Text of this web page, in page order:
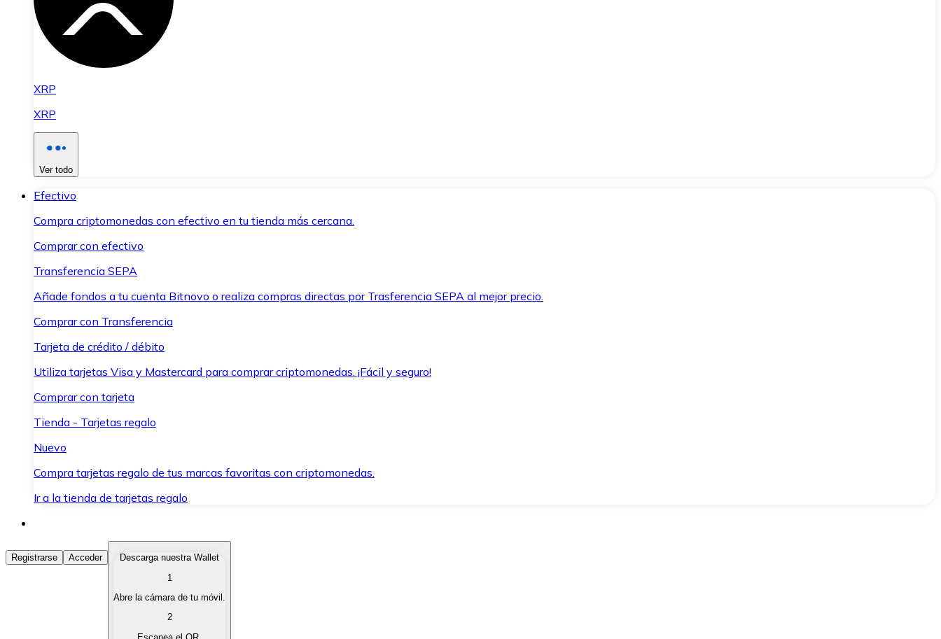
XRP
XRP
Ver todo
Efectivo
Compra criptomonedas con efectivo en tu tienda más cercana.
Comprar con efectivo
Transferencia SEPA
Añade fondos a tu cuenta Bitnovo o realiza compras directas por Trasferencia SEPA al mejor precio.
Comprar con Transferencia
Tarjeta de crédito / débito
Utiliza tarjetas Visa y Mastercard para comprar criptomonedas. ¡Fácil y seguro!
Comprar con tarjeta
Tienda - Tarjetas regalo
Nuevo
Compra tarjetas regalo de tus marcas favoritas con criptomonedas.
Ir a la tienda de tarjetas regalo
Comprar Criptomonedas
Compra criptomonedas con diferentes métodos de pago.
Vende tus criptomonedas de forma rápida y segura.
Registrarse Acceder
Descarga nuestra Wallet
1
Abre la cámara de tu móvil.
2